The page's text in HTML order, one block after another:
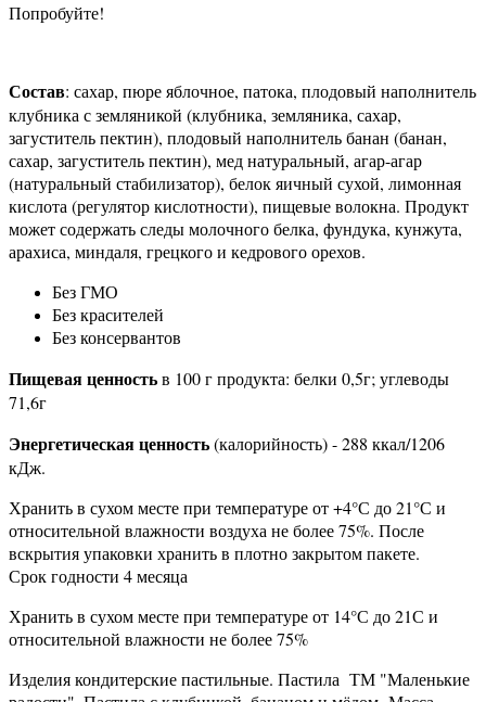
Попробуйте!
Состав: сахар, пюре яблочное, патока, плодовый наполнитель
клубника с земляникой (клубника, земляника, сахар,
загуститель пектин), плодовый наполнитель банан (банан,
сахар, загуститель пектин), мед натуральный, агар-агар
(натуральный стабилизатор), белок яичный сухой, лимонная
кислота (регулятор кислотности), пищевые волокна. Продукт
может содержать следы молочного белка, фундука, кунжута,
арахиса, миндаля, грецкого и кедрового орехов.
Без ГМО
Без красителей
Без консервантов
Пищевая ценностьв 100 г продукта: белки 0,5г; углеводы
71,6г
Энергетическая ценность(калорийность) - 288 ккал/1206
кДж.
Хранить в сухом месте при температуре от +4°С до 21°С и
относительной влажности воздуха не более 75%. После
вскрытия упаковки хранить в плотно закрытом пакете.
Срок годности 4 месяца
Хранить в сухом месте при температуре от 14°С до 21С и
относительной влажности не более 75%
Изделия кондитерские пастильные. Пастила ТМ "Маленькие